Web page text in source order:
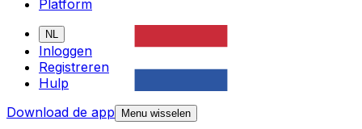
Platform
NL
Inloggen
Registreren
Hulp
Download de app
Menu wisselen